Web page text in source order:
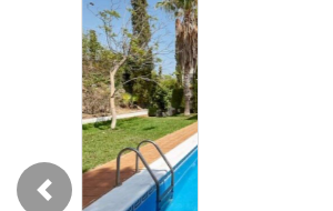
Previous